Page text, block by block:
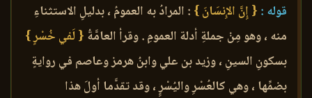
قوله : { إِنَّ الإِنسَانَ } : المرادُ به العمومُ ، بدليلِ الاستثناءِ
منه ، وهو مِنْ جملةِ أدلة العمومِ . وقرأ العامَّةُ { لَفي خُسْرٍ }
بسكونِ السينِ ، وزيد بن علي وابنُ هرمز وعاصم في روايةٍ
بضمِّها ، وهي كالعُسْرِ واليُسْرٍِ ، وقد تقدَّما أولَ هذا